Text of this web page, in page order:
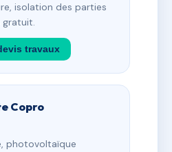
isolation des parties
gratuit.
travaux
Copro
photovoltaïque